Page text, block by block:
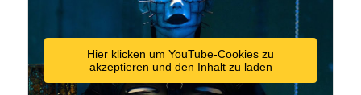
Hier klicken um YouTube-Cookies zu
akzeptieren und den Inhalt zu laden